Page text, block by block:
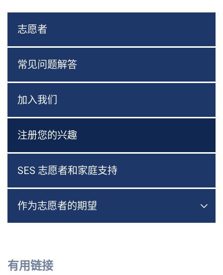
志愿者
常见问题解答
加入我们
注册您的兴趣
SES 志愿者和家庭支持
作为志愿者的期望 切换

有用链接